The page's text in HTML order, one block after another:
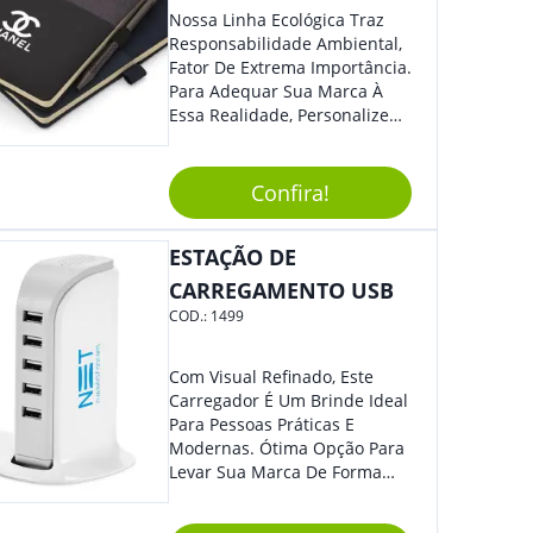
Prática E Funcional Para Suas
Bebidas Favoritas!
Nossa Linha Ecológica Traz
Responsabilidade Ambiental,
Fator De Extrema Importância.
Para Adequar Sua Marca À
Essa Realidade, Personalize
Anotações Com Post-It E
Caneta. Elaborado A Partir De
Material Reciclado, O Brinde
Também É Prático, Tornando-
Se Assim Excelente Para Uso
Cotidiano. Perfeito, Não É?!
Confira!
ESTAÇÃO DE
CARREGAMENTO USB
COD.: 1499
Com Visual Refinado, Este
Carregador É Um Brinde Ideal
Para Pessoas Práticas E
Modernas. Ótima Opção Para
Levar Sua Marca De Forma
Sua Empresa Em Eventos,